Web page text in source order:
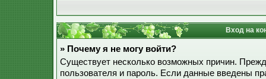
Вход на
» Почему я не могу войти?
Существует несколько возможных причин.
пользователя и пароль. Если данные введены